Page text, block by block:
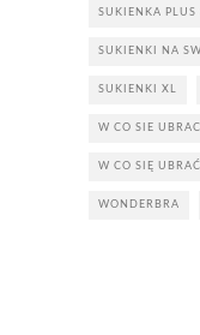
SUKIENKA PLUS
SUKIENKI NA
SUKIENKI XL
W CO SIE
W CO SIĘ
WONDERBRA